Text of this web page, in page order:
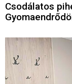
Csodálatos